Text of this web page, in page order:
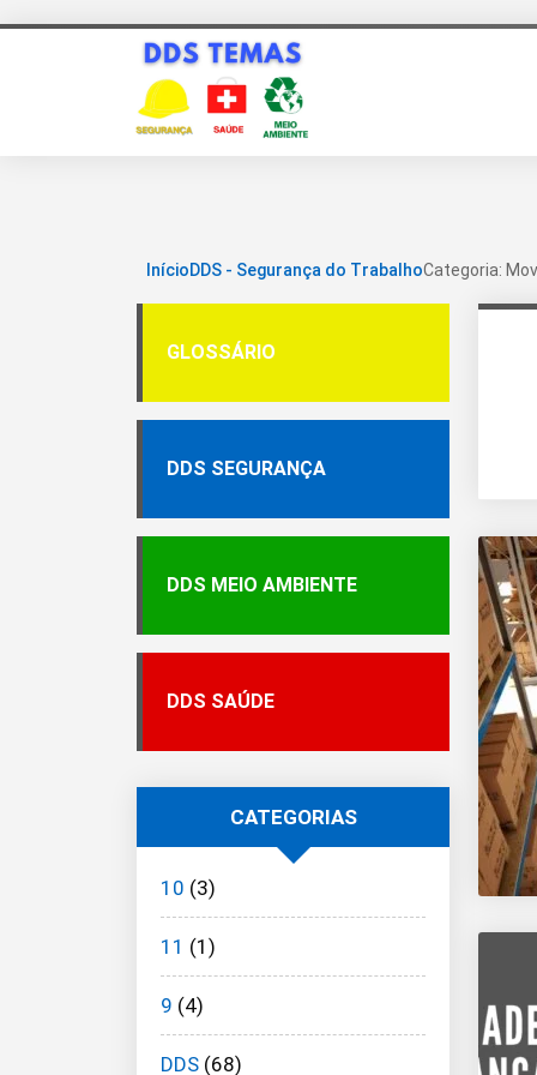
InícioDDS - Segurança do TrabalhoCategoria:
GLOSSÁRIO
DDS SEGURANÇA
DDS MEIO AMBIENTE
DDS SAÚDE
CATEGORIAS
10 (3)
11 (1)
9 (4)
DDS (68)